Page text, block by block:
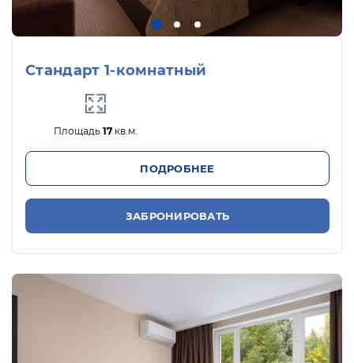
Стандарт 1-комнатный
Площадь 17кв.м.
ПОДРОБНЕЕ
ЗАБРОНИРОВАТЬ